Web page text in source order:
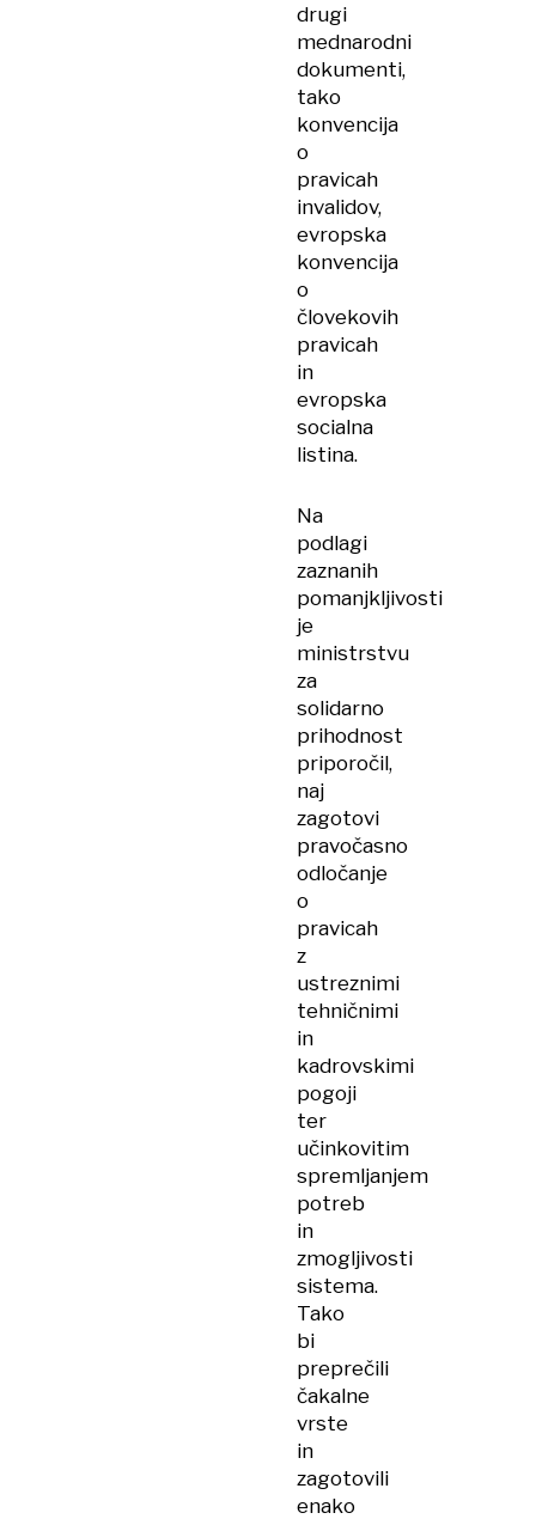
drugi
mednarodni
dokumenti,
tako
konvencija
o
pravicah
invalidov,
evropska
konvencija
o
človekovih
pravicah
in
evropska
socialna
listina.
Na
podlagi
zaznanih
pomanjkljivosti
je
ministrstvu
za
solidarno
prihodnost
priporočil,
naj
zagotovi
pravočasno
odločanje
o
pravicah
z
ustreznimi
tehničnimi
in
kadrovskimi
pogoji
ter
učinkovitim
spremljanjem
potreb
in
zmogljivosti
sistema.
Tako
bi
preprečili
čakalne
vrste
in
zagotovili
enako